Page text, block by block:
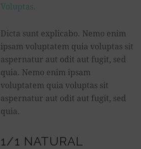
Voluptas.
Dicta sunt explicabo. Nemo enim
ipsam voluptatem quia voluptas sit
aspernatur aut odit aut fugit, sed
quia. Nemo enim ipsam
voluptatem quia voluptas sit
aspernatur aut odit aut fugit, sed
quia.
1/1 NATURAL